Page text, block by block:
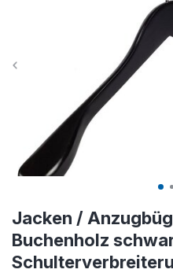
Jacken /
Buchenholz